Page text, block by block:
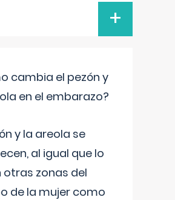
+
cambia el pezón y
en el embarazo?
y la areola se
al igual que lo
otras zonas del
de la mujer como